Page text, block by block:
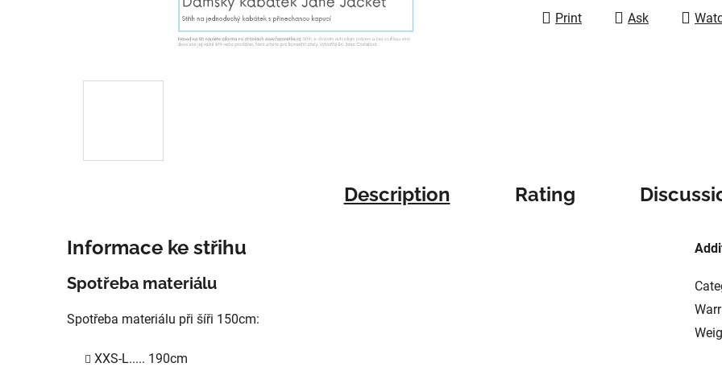
Print
Ask
Description Rating
Informace ke střihu
Spotřeba materiálu
Spotřeba materiálu při šíři 150cm:
XXS-L..... 190cm